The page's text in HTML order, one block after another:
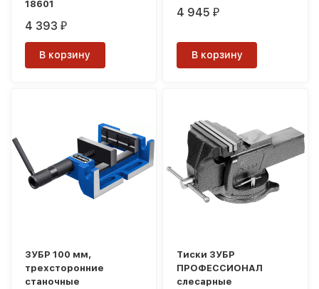
18601
4 393₽
В корзину
4 945₽
В корзину
ЗУБР 100 мм,
трехсторонние
станочные
Тиски ЗУБР
ПРОФЕССИОНАЛ
слесарные